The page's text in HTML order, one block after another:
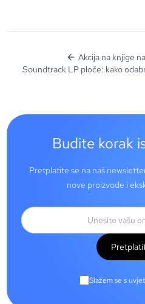
Akcija na knjige
Soundtrack LP ploče: kako
Budite korak
Pretplatite se na naš
nove proizvode i
Slažem se s